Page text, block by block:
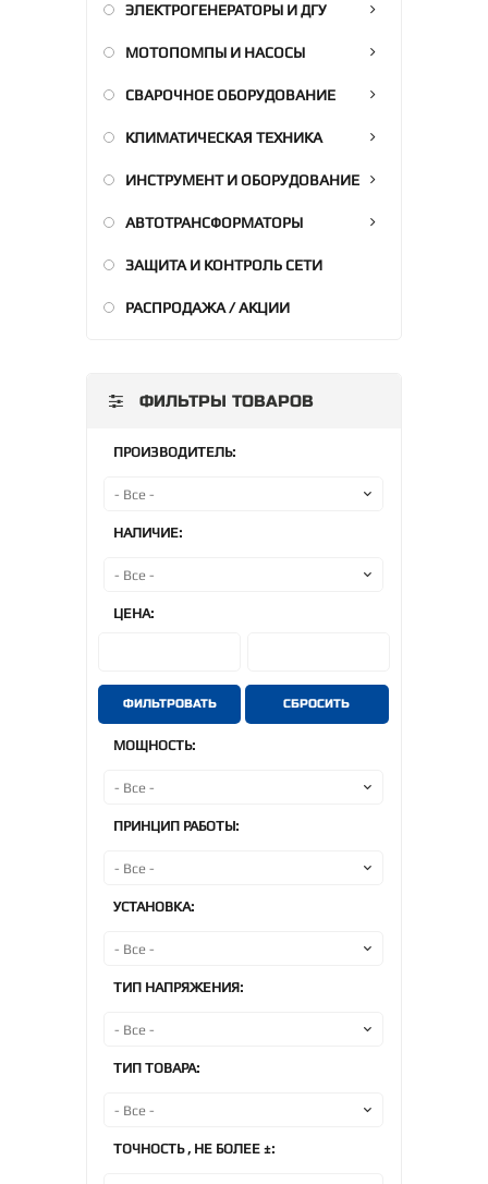
ЭЛЕКТРОГЕНЕРАТОРЫ И ДГУ
МОТОПОМПЫ И НАСОСЫ
СВАРОЧНОЕ ОБОРУДОВАНИЕ
КЛИМАТИЧЕСКАЯ ТЕХНИКА
ИНСТРУМЕНТ И ОБОРУДОВАНИЕ
АВТОТРАНСФОРМАТОРЫ
ЗАЩИТА И КОНТРОЛЬ СЕТИ
РАСПРОДАЖА / АКЦИИ
ФИЛЬТРЫ ТОВАРОВ
ПРОИЗВОДИТЕЛЬ:
НАЛИЧИЕ:
ЦЕНА:
ФИЛЬТРОВАТЬ СБРОСИТЬ
МОЩНОСТЬ:
ПРИНЦИП РАБОТЫ:
УСТАНОВКА:
ТИП НАПРЯЖЕНИЯ:
ТИП ТОВАРА:
ТОЧНОСТЬ , НЕ БОЛЕЕ ±: